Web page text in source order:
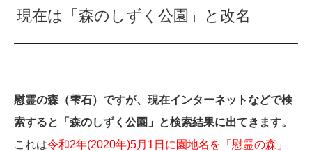
現在は「森のしずく公園」と改名
慰霊の森（雫石）ですが、現在インターネットなどで検
索すると「森のしずく公園」と検索結果に出てきます。
これは令和2年(2020年)5月1日に園地名を「慰霊の森」